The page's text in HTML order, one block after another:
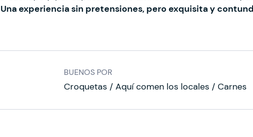
Una experiencia sin pretensiones, pero exquisita y
BUENOS POR
Croquetas / Aquí comen los locales / Carnes